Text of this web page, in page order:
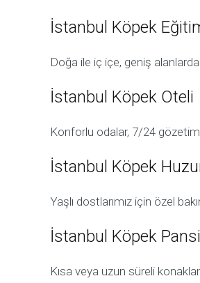
İstanbul Köpek
Doğa ile iç içe, geniş alanlarda
İstanbul Köpek Oteli
Konforlu odalar, 7/24
İstanbul Köpek
Yaşlı dostlarımız için özel
İstanbul Köpek
Kısa veya uzun süreli